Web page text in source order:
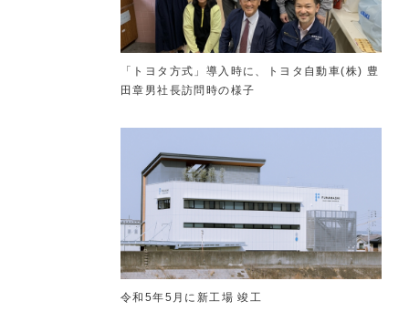
「トヨタ方式」導入時に、トヨタ自動車(株) 豊
田章男社長訪問時の様子
令和5年5月に新工場 竣工